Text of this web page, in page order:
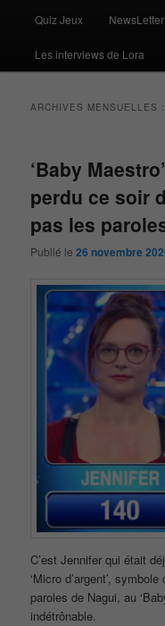
Quiz Jeux NewsLetter
Les interviews de Lora
ARCHIVES MENSUELLES :
‘Baby
perdu ce soir
pas les
Publié le26 novembre
C’est Jennifer qui était
‘Micro d’argent’,
paroles de Nagui, au
indétrônable.